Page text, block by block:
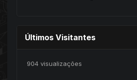
Últimos Visitantes
904 visualizações